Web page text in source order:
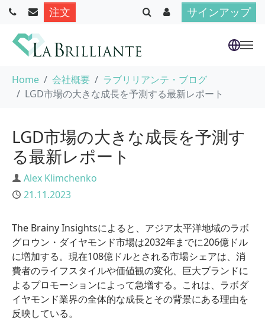
注文 サインアップ
Home 会社概要
ラブリリアンテ・ブログ
LGD市場の大きな成長を予測する最新レポート
LGD市場の大きな成長を予測す
る最新レポート
Author
Alex Klimchenko
Published
21.11.2023
The Brainy Insightsによると、アジア太平洋地域のラボ
グロウン・ダイヤモンド市場は2032年までに206億ドル
に増加する。現在108億ドルとされる市場シェアは、消
費者のライフスタイルや価値観の変化、巨大ブランドに
よるプロモーションによって急増する。これは、ラボダ
イヤモンド業界の全体的な成長とその背景にある理由を
反映している。